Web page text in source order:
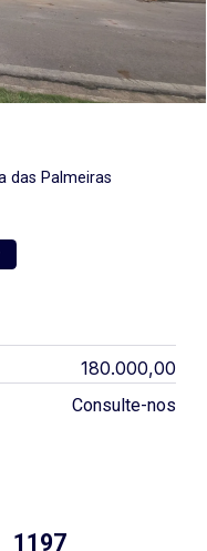
das Palmeiras
180.000,00
Consulte-nos
1197